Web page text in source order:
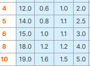
4
12.0 0.6 1.0
2.0
5
14.0 0.8 1.1
2.5
6
15.0 1.0 1.1
3.0
8
18.0 1.2 1.2
4.0
10
19.0 1.6 1.5 5.0